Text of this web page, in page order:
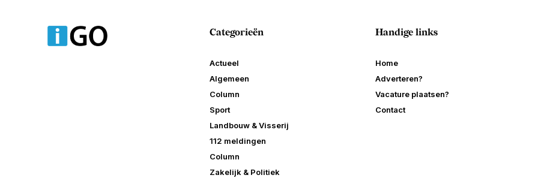
Categorieën
Actueel
Algemeen
Column
Sport
Landbouw & Visserij
112 meldingen
Column
Zakelijk & Politiek
Handige links
Home
Adverteren?
Vacature plaatsen?
Contact